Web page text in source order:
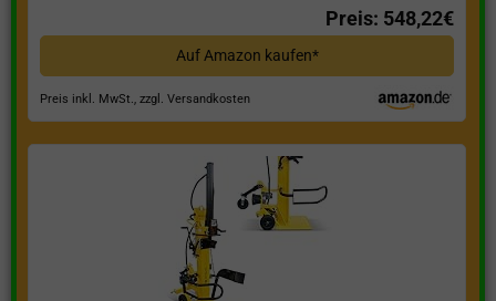
Preis: 548,22€
Auf Amazon kaufen*
Preis inkl. MwSt., zzgl. Versandkosten